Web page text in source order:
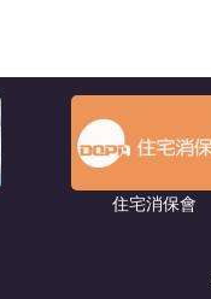
住宅消保會